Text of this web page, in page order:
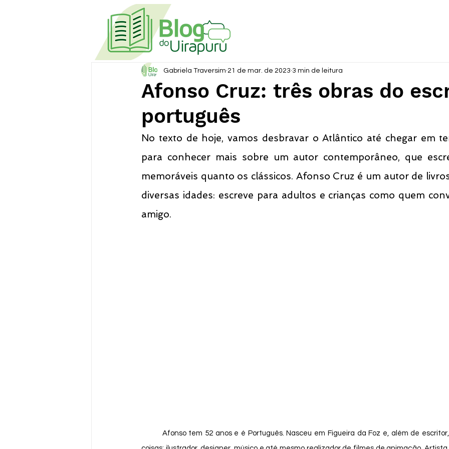
Afonso Cruz: três obras do
português
Gabriela Traversim 21 de mar. de 2023 3 min de leitura
No texto de hoje, vamos desbravar o Atlântico até chegar em
para conhecer mais sobre um autor contemporâneo, que
memoráveis quanto os clássicos. Afonso Cruz é um autor de
diversas idades: escreve para adultos e crianças como quem
amigo.